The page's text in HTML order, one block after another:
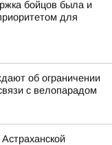
бойцов была и
для
об ограничении
с велопарадом